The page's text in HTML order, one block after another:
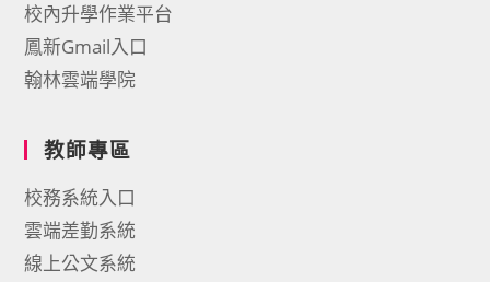
校內升學作業平台
鳳新Gmail入口
翰林雲端學院
教師專區
校務系統入口
雲端差勤系統
線上公文系統